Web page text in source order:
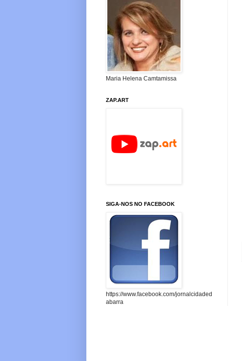
Maria Helena Camtamissa
ZAP.ART
SIGA-NOS NO FACEBOOK
https://www.facebook.com/jornalcidaded
abarra